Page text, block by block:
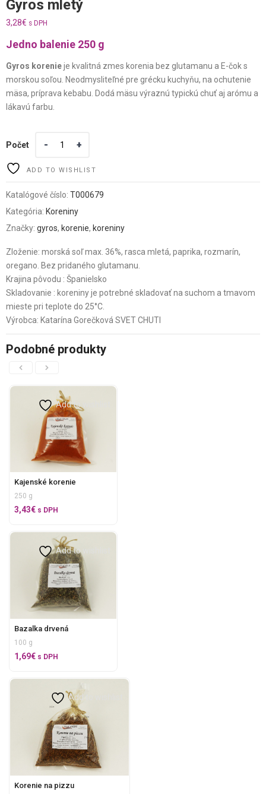
Gyros mletý
3,28€ s DPH
Jedno balenie 250 g
Gyros korenieje kvalitná zmes korenia bez glutamanu a E-čok s
morskou soľou. Neodmysliteľné pre grécku kuchyňu, na ochutenie
mäsa, príprava kebabu. Dodá mäsu výraznú typickú chuť aj arómu a
lákavú farbu.
Počet
ADD TO WISHLIST
Katalógové číslo: T000679
Kategória: Koreniny
Značky: gyros, korenie, koreniny
Zloženie: morská soľ max. 36%, rasca mletá, paprika, rozmarín,
oregano. Bez pridaného glutamanu.
Krajina pôvodu : Španielsko
Skladovanie : koreniny je potrebné skladovať na suchom a tmavom
mieste pri teplote do 25°C.
Výrobca: Katarína Gorečková SVET CHUTI
Podobné produkty
Add to wishlist
Kajenské korenie
250 g
3,43€ s DPH
Add to wishlist
Bazalka drvená
100 g
1,69€ s DPH
Add to wishlist
Korenie na pizzu